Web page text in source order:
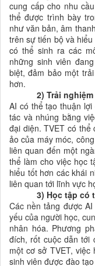
cung cấp cho nhu
thể được trình bày
như văn bản, âm
trên sự tiến bộ và
có thể sinh ra các
những sinh viên
biệt, đảm bảo một
hơn.
2) Trải
AI có thể tạo thuận
tác và nhúng bằng
đại diện. TVET có
ảo của máy móc,
liên quan đến một
thể làm cho việc học
hiểu tốt hơn các khái
liên quan tới lĩnh vực
3) Học tập có
Các nền tảng được
yếu của người học,
nhân hóa. Phương
đích, rốt cuộc dẫn tới
một cơ sở TVET,
sinh viên được đào